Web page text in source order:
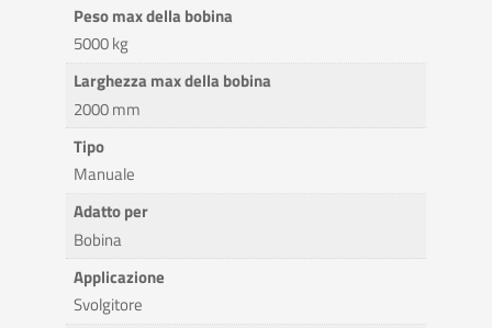
Peso max della bobina
5000 kg
Larghezza max della bobina
2000 mm
Tipo
Manuale
Adatto per
Bobina
Applicazione
Svolgitore